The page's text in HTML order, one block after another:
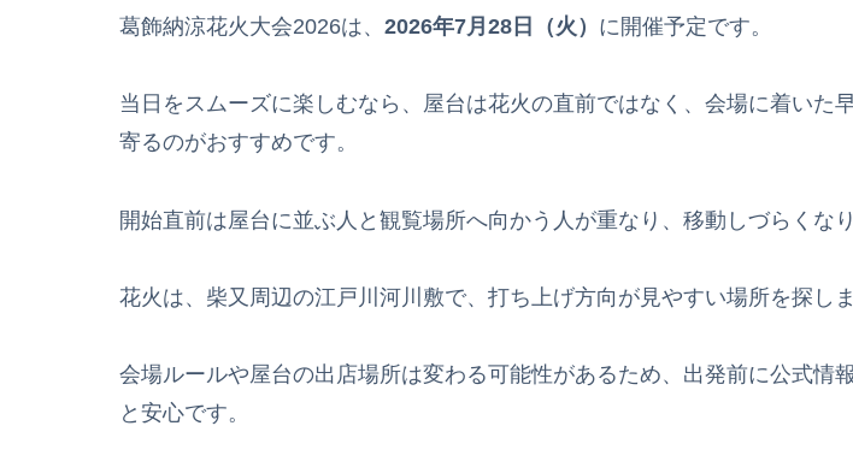
葛飾納涼花火大会2026は、 2026年7月28日（火） に開催予定です。
当日をスムーズに楽しむなら、屋台は花火の直前ではなく、会場に着いた
寄るのがおすすめです。
開始直前は屋台に並ぶ人と観覧場所へ向かう人が重なり、移動しづらくなり
花火は、柴又周辺の江戸川河川敷で、打ち上げ方向が見やすい場所を探しま
会場ルールや屋台の出店場所は変わる可能性があるため、出発前に公式情
と安心です。